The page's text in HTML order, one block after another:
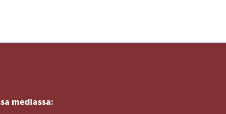
mediassa: